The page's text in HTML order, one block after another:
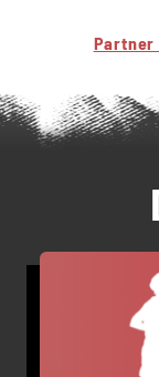
Partner